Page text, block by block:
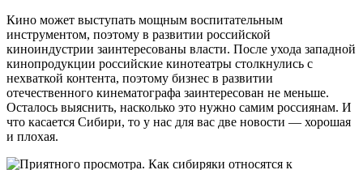
Кино может выступать мощным воспитательным
инструментом, поэтому в развитии российской
киноиндустрии заинтересованы власти. После ухода западной
кинопродукции российские кинотеатры столкнулись с
нехваткой контента, поэтому бизнес в развитии
отечественного кинематографа заинтересован не меньше.
Осталось выяснить, насколько это нужно самим россиянам. И
что касается Сибири, то у нас для вас две новости — хорошая
и плохая.